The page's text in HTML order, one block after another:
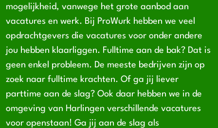
mogelijkheid, vanwege het grote aanbod aan
vacatures en werk. Bij ProWurk hebben we veel
opdrachtgevers die vacatures voor onder andere
jou hebben klaarliggen. Fulltime aan de bak? Dat is
geen enkel probleem. De meeste bedrijven zijn op
zoek naar fulltime krachten. Of ga jij liever
parttime aan de slag? Ook daar hebben we in de
omgeving van Harlingen verschillende vacatures
voor openstaan! Ga jij aan de slag als